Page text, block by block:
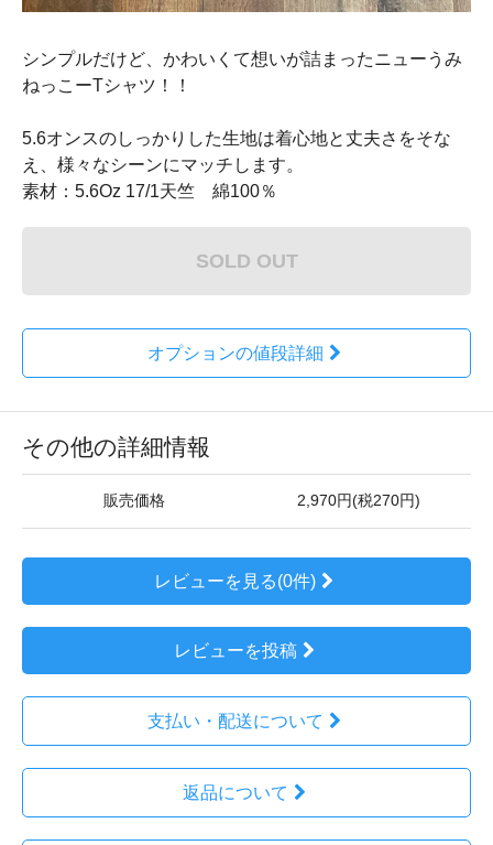
シンプルだけど、かわいくて想いが詰まったニューうみ
ねっこーTシャツ！！
5.6オンスのしっかりした生地は着心地と丈夫さをそな
え、様々なシーンにマッチします。
素材：5.6Oz 17/1天竺 綿100％
SOLD OUT
オプションの値段詳細
その他の詳細情報
販売価格 2,970円(税270円)
レビューを見る(0件)
レビューを投稿
支払い・配送について
返品について